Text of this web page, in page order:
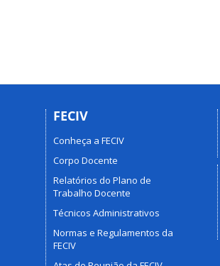
FECIV
Conheça a FECIV
Corpo Docente
Relatórios do Plano de
Trabalho Docente
Técnicos Administrativos
Normas e Regulamentos da
FECIV